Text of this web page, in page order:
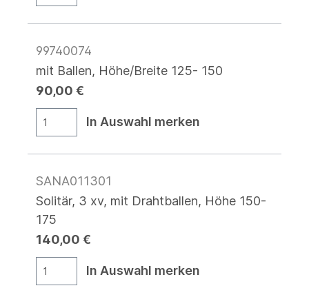
99740074
mit Ballen, Höhe/Breite 125- 150
90,00 €
In Auswahl merken
SANA011301
Solitär, 3 xv, mit Drahtballen, Höhe 150-
175
140,00 €
In Auswahl merken